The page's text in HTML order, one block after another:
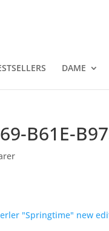
DAME
B61E-